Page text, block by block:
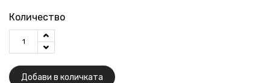
Количество
Добави в количката